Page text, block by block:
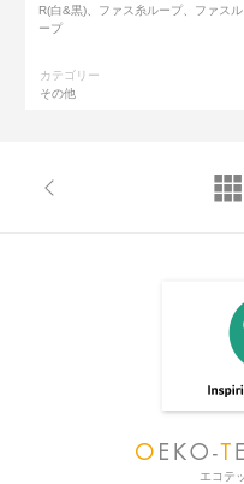
R(白&黒)、ファス糸ループ、ファスル
ープ
カテゴリー
その他
エコテ